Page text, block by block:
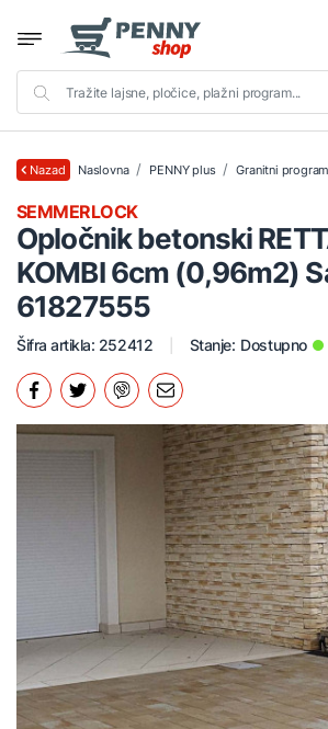
Nazad Naslovna PENNY plus Granitni program
Opločnik betonski
KOMBI 6cm (0,96m2)
61827555
SEMMERLOCK
Šifra artikla: 252412 Stanje: Dostupno